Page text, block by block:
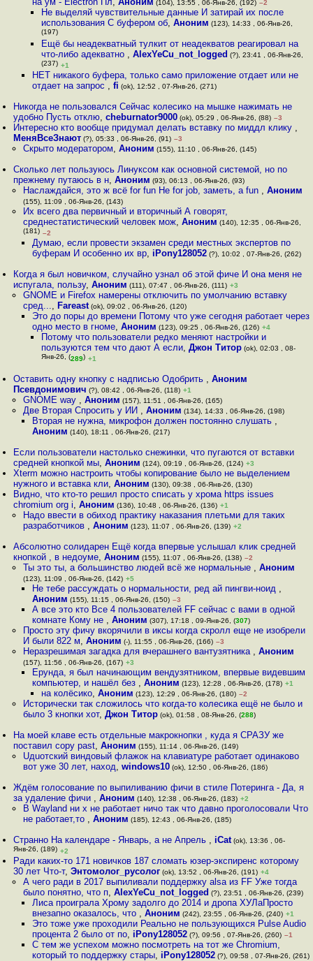
(104), 13:55 , 06-Янв-26, (192) –2
Не выделяй чувствительные данные И затирай их после
использования С буфером об,Аноним (123), 14:33 , 06-Янв-26,
(197)
Ещё бы неадекватный тулкит от неадекватов реагировал на
что-либо адекватно ,AlexYeCu_not_logged (?), 23:41 , 06-Янв-26,
(237) +1
НЕТ никакого буфера, только само приложение отдает или не
отдает на запрос , fi (ok), 12:52 , 07-Янв-26, (271)
Никогда не пользовался Сейчас колесико на мышке нажимать не
удобно Пусть отклю,cheburnator9000 (ok), 05:29 , 06-Янв-26, (88) –3
Интересно кто вообще придумал делать вставку по миддл клику ,
МеняВсеЗнают (?), 05:33 , 06-Янв-26, (91) –3
Скрыто модератором, Аноним (155), 11:10 , 06-Янв-26, (145)
Сколько лет пользуюсь Линуксом как основной системой, но по
прежнему путаюсь в н,Аноним (93), 06:13 , 06-Янв-26, (93)
Наслаждайся, это ж всё for fun Не for job, заметь, а fun , Аноним
(155), 11:09 , 06-Янв-26, (143)
Их всего два первичный и вторичный А говорят,
среднестатистический человек мож, Аноним (140), 12:35 , 06-Янв-26,
(181) –2
Думаю, если провести экзамен среди местных экспертов по
буферам И особенно их вр, iPony128052(?), 10:02 , 07-Янв-26, (262)
Когда я был новичком, случайно узнал об этой фиче И она меня не
испугала, пользу,Аноним (111), 07:47 , 06-Янв-26, (111) +3
GNOME и Firefox намерены отключить по умолчанию вставку
сред..., Fareast(ok), 09:02 , 06-Янв-26, (120)
Это до поры до времени Потому что уже сегодня работает через
одно место в гноме, Аноним (123), 09:25 , 06-Янв-26, (126) +4
Потому что пользователи редко меняют настройки и
пользуются тем что дают А если,Джон Титор (ok), 02:03 , 08-
Янв-26, (289) +1
Оставить одну кнопку с надписью Одобрить ,Аноним
Псевдонимович (?), 08:42 , 06-Янв-26, (118) +1
GNOME way , Аноним (157), 11:51 , 06-Янв-26, (165)
Две Вторая Спросить у ИИ , Аноним (134), 14:33 , 06-Янв-26, (198)
Вторая не нужна, микрофон должен постоянно слушать ,
Аноним (140), 18:11 , 06-Янв-26, (217)
Если пользователи настолько снежинки, что пугаются от вставки
средней кнопкой мы,Аноним (124), 09:19 , 06-Янв-26, (124) +3
Xterm можно настроить чтобы копирование было не выделением
нужного и вставка кли,Аноним (130), 09:38 , 06-Янв-26, (130)
Видно, что кто-то решил просто списать у хрома https issues
chromium org i,Аноним (136), 10:48 , 06-Янв-26, (136) +1
Надо ввести в обиход практику наказания плетьми для таких
разработчиков , Аноним (123), 11:07 , 06-Янв-26, (139) +2
Абсолютно солидарен Ещё когда впервые услышал клик средней
кнопкой , в недоуме,Аноним (155), 11:07 , 06-Янв-26, (138) –2
Ты это ты, а большинство людей всё же нормальные , Аноним
(123), 11:09 , 06-Янв-26, (142) +5
Не тебе рассуждать о нормальности, ред ай пингви-ноид ,
Аноним (155), 11:15 , 06-Янв-26, (150) –3
А все это кто Все 4 пользователей FF сейчас с вами в одной
комнате Кому не , Аноним (307), 17:18 , 09-Янв-26, (307)
Просто эту фичу вкорячили в иксы когда скролл еще не изобрели
И были 822 м, Аноним (-), 11:55 , 06-Янв-26, (166) –3
Неразрешимая загадка для вчерашнего вантузятника , Аноним
(157), 11:56 , 06-Янв-26, (167) +3
Ерунда, я был начинающим вендузятником, впервые видевшим
компьютер, и нашёл без , Аноним (123), 12:28 , 06-Янв-26, (178) +1
на колёсико,Аноним (123), 12:29 , 06-Янв-26, (180) –2
Исторически так сложилось что когда-то колесика ещё не было и
было 3 кнопки хот, Джон Титор(ok), 01:58 , 08-Янв-26, (288)
На моей клаве есть отдельные макрокнопки , куда я СРАЗУ же
поставил copy past,Аноним (155), 11:14 , 06-Янв-26, (149)
Uдuотский виндовый флажок на клавиатуре работает одинаково
вот уже 30 лет, наход, windows10(ok), 12:50 , 06-Янв-26, (186)
Ждём голосование по выпиливанию фичи в стиле Потеринга - Да, я
за удаление фичи ,Аноним (140), 12:38 , 06-Янв-26, (183) +2
В Wayland ни х не работает ничо так что давно проголосовали Что
не работает,то , Аноним (185), 12:43 , 06-Янв-26, (185)
Странно На календаре - Январь, а не Апрель , iCat (ok), 13:36 , 06-
Янв-26, (189) +2
Ради каких-то 171 новичков 187 сломать юзер-экспиренс которому
30 лет Что-т,Энтомолог_русолог (ok), 13:52 , 06-Янв-26, (191) +4
А чего ради в 2017 выпиливали поддержку alsa из FF Уже тогда
было понятно, что п, AlexYeCu_not_logged (?), 23:51 , 06-Янв-26, (239)
Лиса проиграла Хрому задолго до 2014 и дропа ХУЛаПросто
внезапно оказалось, что , Аноним (242), 23:55 , 06-Янв-26, (240) +1
Это тоже уже проходили Реально не пользующихся Pulse Audio
процента 2 было от по, iPony128052(?), 09:56 , 07-Янв-26, (260) –1
С тем же успехом можно посмотреть на тот же Chromium,
который то поддержку стары, iPony128052(?), 09:58 , 07-Янв-26, (261)